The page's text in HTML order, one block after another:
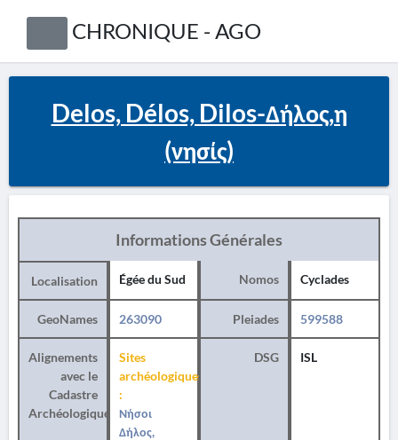
CHRONIQUE - AGO
Delos, Délos, Dilos-Δήλος,η
(νησίς)
Informations Générales
Localisation Égée du Sud Nomos Cyclades
GeoNames 263090 Pleiades 599588
Alignements
avec le
Cadastre
Archéologique
Sites
archéologiques
:
Νήσοι
Δήλος,
DSG ISL